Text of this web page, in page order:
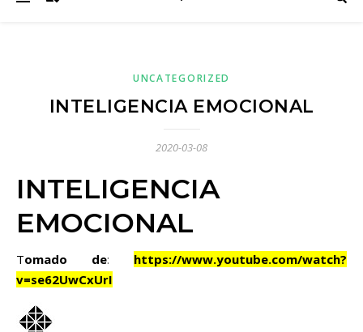
UNCATEGORIZED
INTELIGENCIA EMOCIONAL
2020-03-08
INTELIGENCIA
EMOCIONAL
Tomado de:
https://www.youtube.com/watch?
v=se62UwCxUrI